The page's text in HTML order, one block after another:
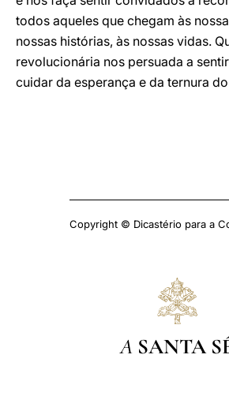
todos aqueles que chegam às
nossas histórias, às nossas vidas.
revolucionária nos persuada a
cuidar da esperança e da ternura
Copyright © Dicastério para a
A SANTA